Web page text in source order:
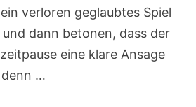
verloren geglaubtes Spiel
dann betonen, dass der
eine klare Ansage
…